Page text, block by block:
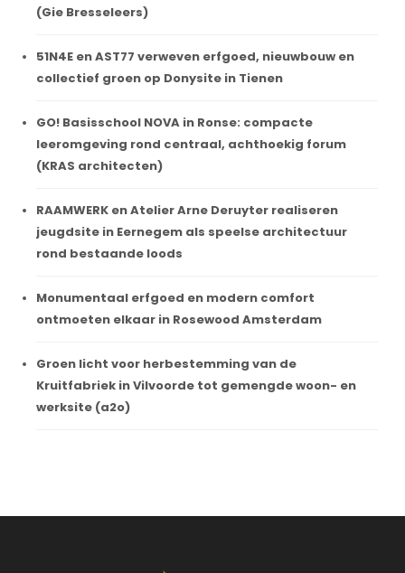
(Gie Bresseleers)
51N4E en AST77 verweven erfgoed, nieuwbouw en
collectief groen op Donysite in Tienen
GO! Basisschool NOVA in Ronse: compacte
leeromgeving rond centraal, achthoekig forum
(KRAS architecten)
RAAMWERK en Atelier Arne Deruyter realiseren
jeugdsite in Eernegem als speelse architectuur
rond bestaande loods
Monumentaal erfgoed en modern comfort
ontmoeten elkaar in Rosewood Amsterdam
Groen licht voor herbestemming van de
Kruitfabriek in Vilvoorde tot gemengde woon- en
werksite (a2o)